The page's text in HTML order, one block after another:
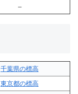
–
千葉県の標高
東京都の標高